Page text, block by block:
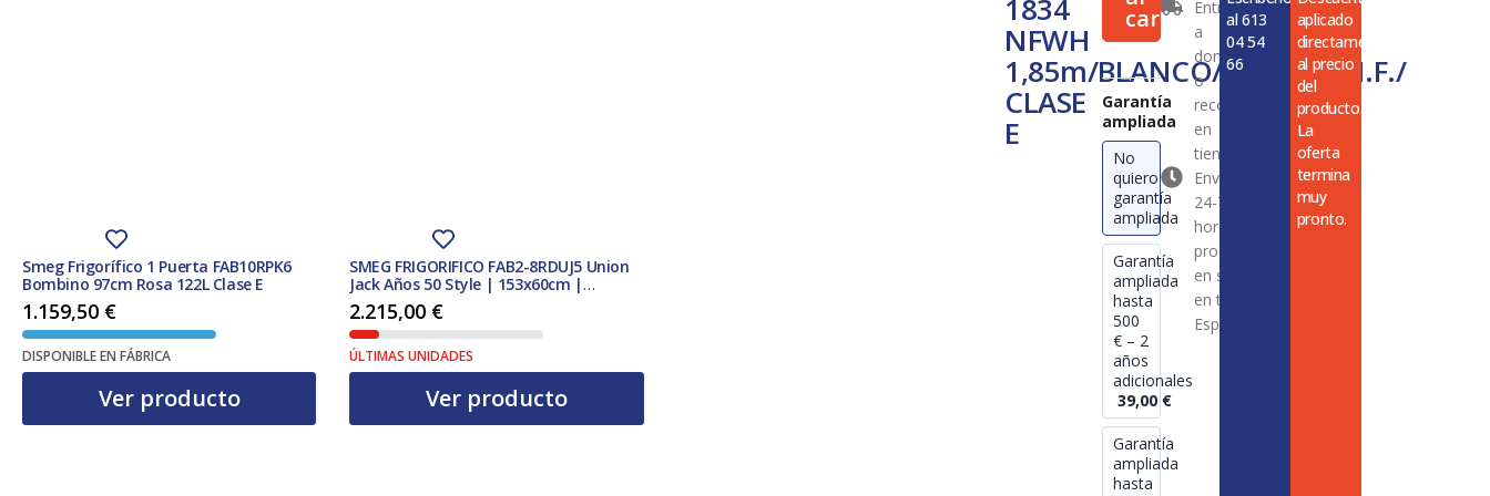
Smeg Frigorífico 1 Puerta FAB10RPK6
Bombino 97cm Rosa 122L Clase E
1.159,50 €
DISPONIBLE EN FÁBRICA
Ver producto
SMEG FRIGORIFICO FAB2-8RDUJ5 Union
Jack Años 50 Style | 153x60cm |
Apertura Derecha
2.215,00 €
ÚLTIMAS UNIDADES
Ver producto
1834
NFWH
1,85m/BLANCO/DISPLAY/N.F./
CLASE
E
1,85m/BLANCO/DISPLAY/N.F./
CLASE
cantidad
carrito
Garantía
ampliada
No
quiero
garantía
ampliada
Garantía
ampliada
hasta
500
€ – 2
años
adicionales
39,00 €
Garantía
ampliada
hasta
Entrega
a
domicilio
o
recogida
en
tienda
Envío en
24-72
horas en
productos
en stock
en toda
España
al 613
04 54
66
aplicado
directamente
al precio
del
producto.
La
oferta
termina
muy
pronto.